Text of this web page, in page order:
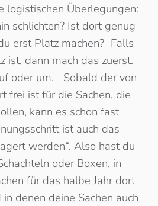
logistischen Überlegungen:
schlichten? Ist dort genug
erst Platz machen? Falls
ist, dann mach das zuerst.
oder um. Sobald der von
frei ist für die Sachen, die
kann es schon fast
ist auch das
werden“. Also hast du
oder Boxen, in
für das halbe Jahr dort
denen deine Sachen auch